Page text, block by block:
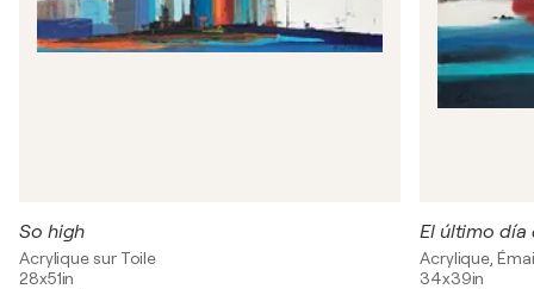
So high
Acrylique sur Toile
28x51in
El último día
Acrylique,
34x39in